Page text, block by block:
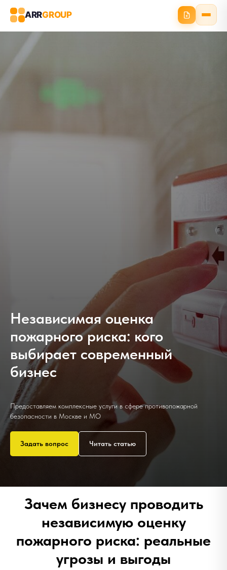
ARRGROUP
Независимая оценка
пожарного риска: кого
выбирает современный
бизнес
Предоставляем комплексные услуги в сфере противопожарной
безопасности в Москве и МО
Задать вопрос Читать статью
Зачем бизнесу проводить
независимую оценку
пожарного риска: реальные
угрозы и выгоды